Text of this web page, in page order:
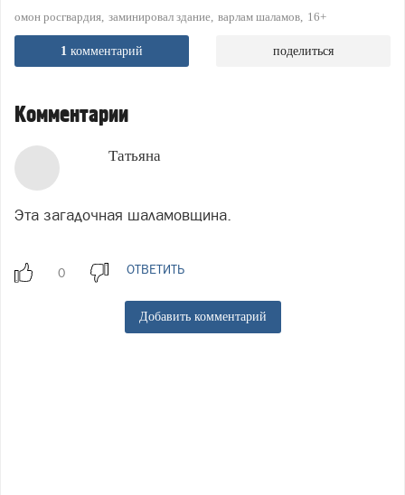
омон росгвардия заминировал здание варлам шаламов 16+
1 комментарий поделиться
Комментарии
Татьяна
Эта загадочная шаламовщина.
ОТВЕТИТЬ
Добавить комментарий